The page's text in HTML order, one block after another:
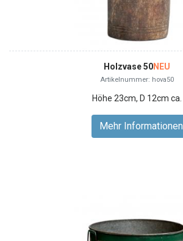
Holzvase 50NEU
Artikelnummer: hova50
Höhe 23cm, D 12cm ca.
Mehr Informationen